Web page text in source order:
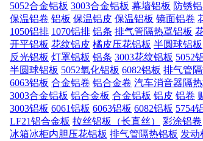
5052合金铝板 3003合金铝板 幕墙铝板 防锈
保温铝卷 铝板 保温铝皮 保温铝板 镜面铝卷
1050铝排 1070铝排 铝条 排气管隔热罩铝板
开平铝板 花纹铝皮 橘皮压花铝板 半圆球铝板
反光铝板 灯罩铝板 铝条 3003花纹铝板 5052
半圆球铝板 5052氧化铝板 6082铝板 排气管
6063铝板 合金铝卷 铝合金卷 汽车消音器隔
3003合金铝板 铝合金板 合金铝板 铝皮 铝卷
3003铝板 6061铝板 6063铝板 6082铝板 5754
LF21铝合金板 拉丝铝板（长直丝） 彩涂铝卷
冰箱冰柜内胆压花铝板 排气管隔热铝板 发动